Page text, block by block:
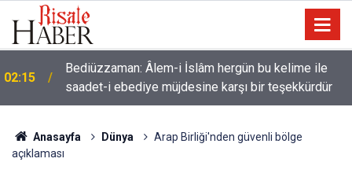
01:45 Cimrilik etme ki, Allah da senden ihsanını kesmesin
Anasayfa Dünya
Arap Birliği'nden güvenli bölge
açıklaması